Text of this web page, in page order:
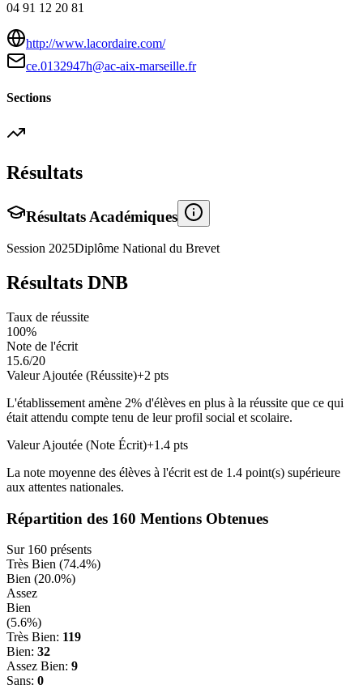
04 91 12 20 81
http://www.lacordaire.com/
ce.0132947h@ac-aix-marseille.fr
Sections
Résultats
Résultats Académiques
Session 2025Diplôme National du Brevet
Résultats DNB
Taux de réussite
100%
Note de l'écrit
15.6/20
Valeur Ajoutée (Réussite)+2 pts
L'établissement amène 2% d'élèves en plus à la réussite que ce qui
était attendu compte tenu de leur profil social et scolaire.
Valeur Ajoutée (Note Écrit)+1.4 pts
La note moyenne des élèves à l'écrit est de 1.4 point(s) supérieure
aux attentes nationales.
Répartition des 160 Mentions Obtenues
Sur 160 présents
Très Bien (74.4%)
Bien (20.0%)
Assez
Bien
(5.6%)
Très Bien: 119
Bien: 32
Assez Bien: 9
Sans: 0